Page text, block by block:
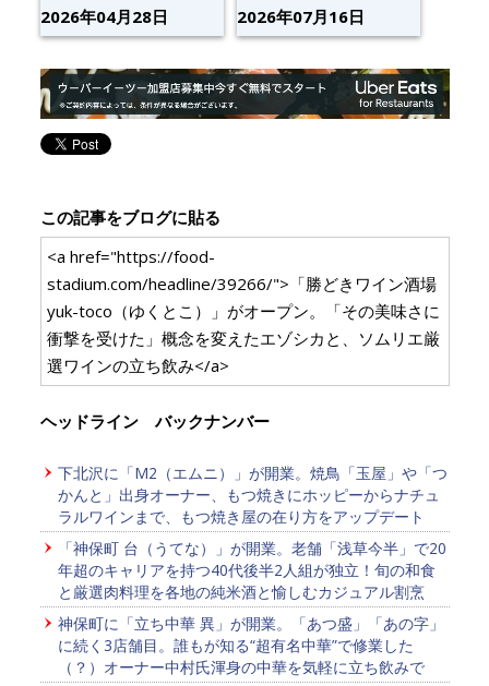
2026年04月28日 2026年07月16日
この記事をブログに貼る
<a href="https://food-
stadium.com/headline/39266/">「勝どきワイン酒場
yuk-toco（ゆくとこ）」がオープン。「その美味さに
衝撃を受けた」概念を変えたエゾシカと、ソムリエ厳
選ワインの立ち飲み</a>
ヘッドライン バックナンバー
下北沢に「M2（エムニ）」が開業。焼鳥「玉屋」や「つ
かんと」出身オーナー、もつ焼きにホッピーからナチュ
ラルワインまで、もつ焼き屋の在り方をアップデート
「神保町 台（うてな）」が開業。老舗「浅草今半」で20
年超のキャリアを持つ40代後半2人組が独立！旬の和食
と厳選肉料理を各地の純米酒と愉しむカジュアル割烹
神保町に「立ち中華 異」が開業。「あつ盛」「あの字」
に続く3店舗目。誰もが知る“超有名中華”で修業した
（？）オーナー中村氏渾身の中華を気軽に立ち飲みで